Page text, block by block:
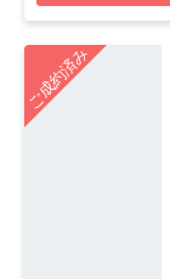
ご成約済み